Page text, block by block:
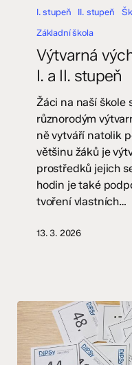
výchova
stupeň
I. stupeň II. stupeň
Základní škola
Výtvarná
I. a II. stupeň
Žáci na naší škole
různorodým
ně vytváří natolik
většinu žáků je
prostředků jejich
hodin je také
tvoření vlastních…
13. 3. 2026